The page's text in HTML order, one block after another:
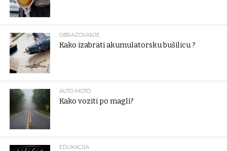
OBRAZOVANJE
Kako izabrati akumulatorsku bušilicu ?
AUTO MOTO
Kako voziti po magli?
EDUKACIJA